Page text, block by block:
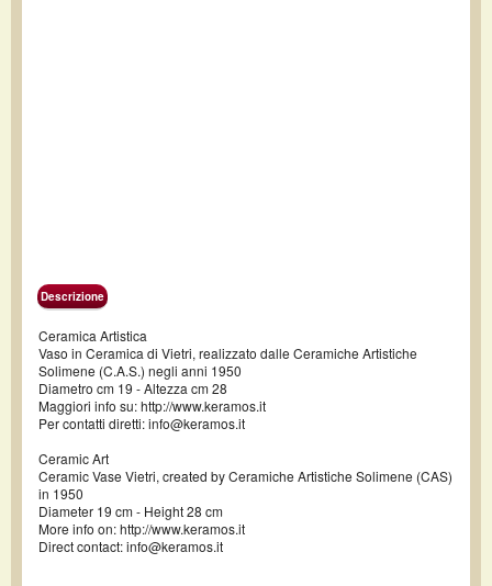
Descrizione
Ceramica Artistica
Vaso in Ceramica di Vietri, realizzato dalle Ceramiche Artistiche
Solimene (C.A.S.) negli anni 1950
Diametro cm 19 - Altezza cm 28
Maggiori info su: http://www.keramos.it
Per contatti diretti: info@keramos.it
Ceramic Art
Ceramic Vase Vietri, created by Ceramiche Artistiche Solimene (CAS)
in 1950
Diameter 19 cm - Height 28 cm
More info on: http://www.keramos.it
Direct contact: info@keramos.it